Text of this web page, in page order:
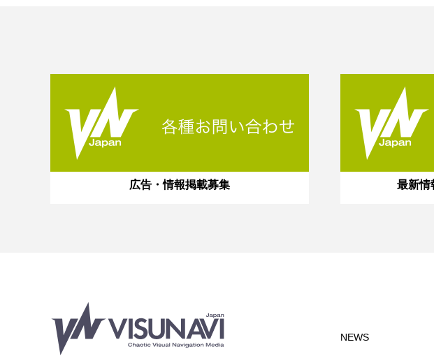
広告・情報掲載募集 最新情
NEWS